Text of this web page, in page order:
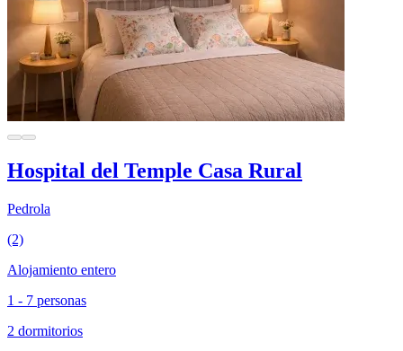
Hospital del Temple Casa Rural
Pedrola
(2)
Alojamiento entero
1 - 7 personas
2 dormitorios